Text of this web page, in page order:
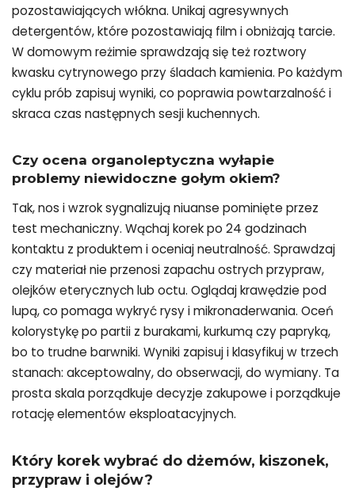
pozostawiających włókna. Unikaj agresywnych
detergentów, które pozostawiają film i obniżają tarcie.
W domowym reżimie sprawdzają się też roztwory
kwasku cytrynowego przy śladach kamienia. Po każdym
cyklu prób zapisuj wyniki, co poprawia powtarzalność i
skraca czas następnych sesji kuchennych.
Czy ocena organoleptyczna wyłapie
problemy niewidoczne gołym okiem?
Tak, nos i wzrok sygnalizują niuanse pominięte przez
test mechaniczny. Wąchaj korek po 24 godzinach
kontaktu z produktem i oceniaj neutralność. Sprawdzaj
czy materiał nie przenosi zapachu ostrych przypraw,
olejków eterycznych lub octu. Oglądaj krawędzie pod
lupą, co pomaga wykryć rysy i mikronaderwania. Oceń
kolorystykę po partii z burakami, kurkumą czy papryką,
bo to trudne barwniki. Wyniki zapisuj i klasyfikuj w trzech
stanach: akceptowalny, do obserwacji, do wymiany. Ta
prosta skala porządkuje decyzje zakupowe i porządkuje
rotację elementów eksploatacyjnych.
Który korek wybrać do dżemów, kiszonek,
przypraw i olejów?